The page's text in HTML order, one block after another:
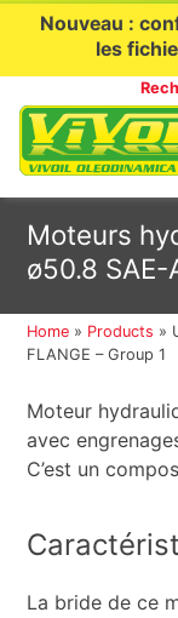
contenu
Nouveau :
les
Moteurs
ø50.8 SAE-
Home » Products »
FLANGE – Group 1
Moteur
avec
C’est un
La bride de ce